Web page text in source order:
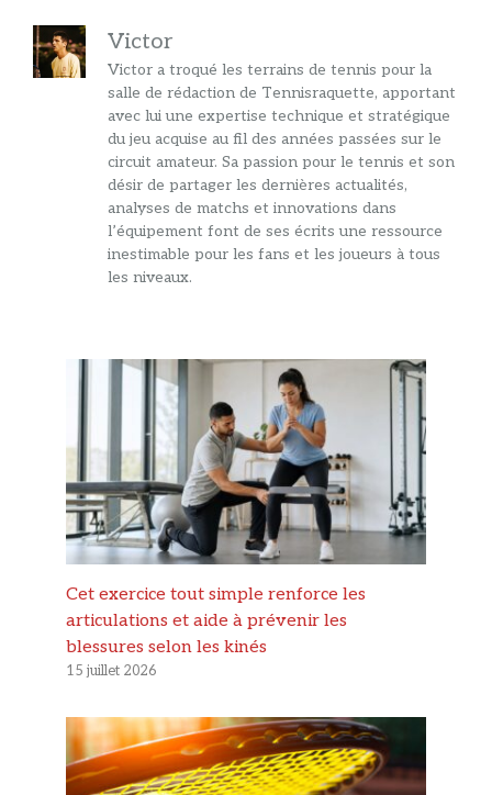
Victor
Victor a troqué les terrains de tennis pour la
salle de rédaction de Tennisraquette, apportant
avec lui une expertise technique et stratégique
du jeu acquise au fil des années passées sur le
circuit amateur. Sa passion pour le tennis et son
désir de partager les dernières actualités,
analyses de matchs et innovations dans
l’équipement font de ses écrits une ressource
inestimable pour les fans et les joueurs à tous
les niveaux.
Cet exercice tout simple renforce les
articulations et aide à prévenir les
blessures selon les kinés
15 juillet 2026